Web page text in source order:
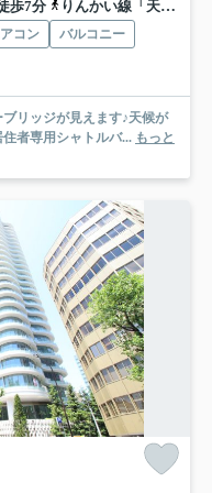
歩7分 りんかい線「天王洲アイル」駅 徒歩11分
コン
バルコニー
リッジが見えます♪天候が
者専用シャトルバ... もっと